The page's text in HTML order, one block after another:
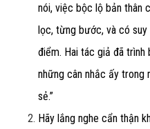
nói, việc bộc lộ bản thân
lọc, từng bước, và có suy
điểm. Hai tác giả đã
những cân nhắc ấy trong
sẻ.”
Hãy lắng nghe cẩn thận